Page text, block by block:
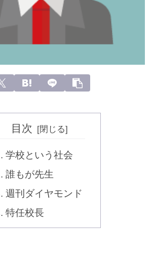
目次
学校という社会
誰もが先生
週刊ダイヤモンド
特任校長